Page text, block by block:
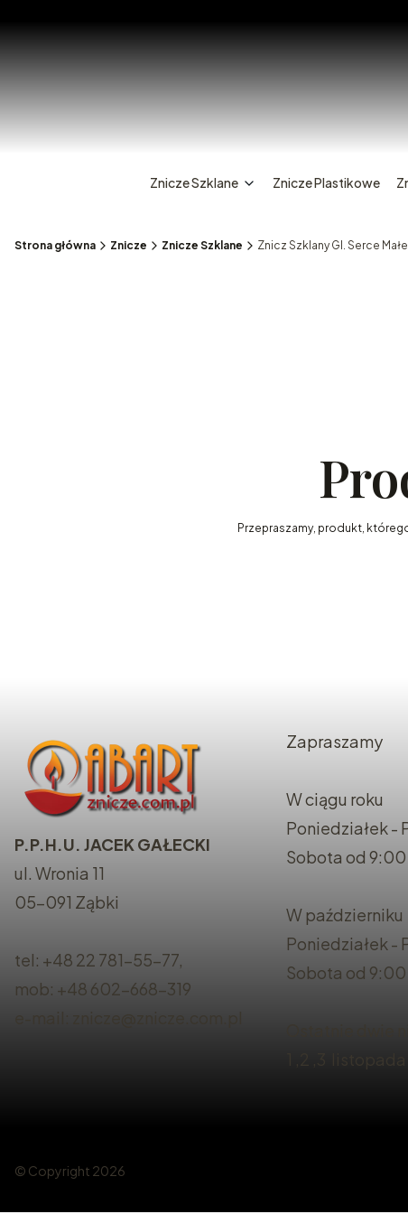
Znicze Szklane Znicze Plastikowe
Strona główna Znicze Znicze Szklane Znicz Szklany Gl. Serce Małe
Przepraszamy, produkt,
P.P.H.U. JACEK GAŁECKI
ul. Wronia 11
05-091 Ząbki
tel: +48 22 781-55-77,
mob: +48 602-668-319
e-mail: znicze@znicze.com.pl
Zapraszamy
W ciągu roku
Poniedziałek -
Sobota od
W październiku
Poniedziałek -
Sobota od
© Copyright 2026